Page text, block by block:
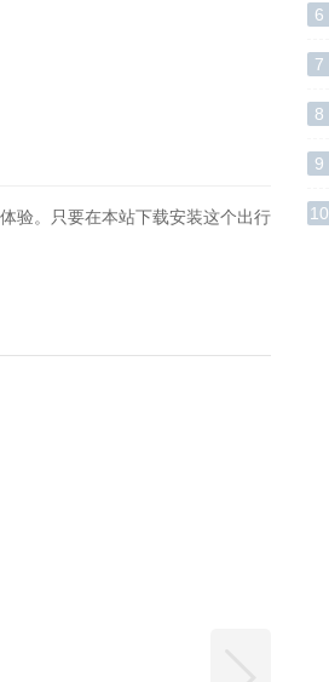
验。只要在本站下载安装这个出行
6
7
8
9
10